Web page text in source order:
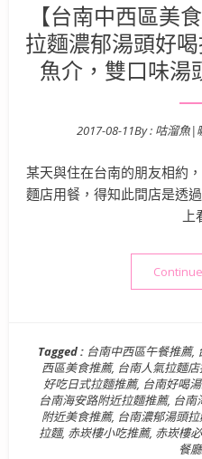
【台南中西區美
拉麵濃郁湯頭好
魚介，雙口味湯
2017-08-11By : 咕溜魚|
某天與住在台南的朋友相約
麵店用餐，得知此間店是透
上
Tagged : 台南中西區午餐推薦,
西區美食推薦, 台南人氣拉麵
好吃日式拉麵推薦, 台南好喝
台南海安路附近拉麵推薦, 台南
附近美食推薦, 台南濃郁湯頭
拉麵, 赤崁樓小吃推薦, 赤崁樓
餐